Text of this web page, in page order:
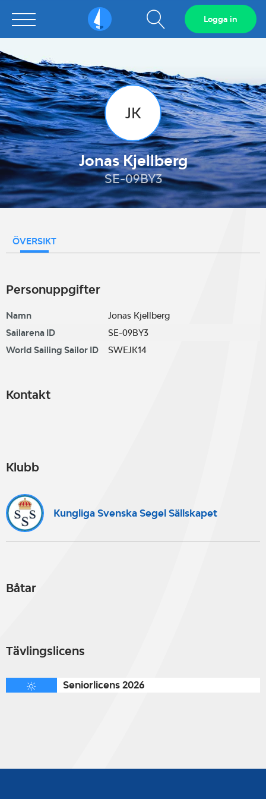
Sailarena Visa
sökfält
Logga in
JK
Jonas Kjellberg
SE-09BY3
ÖVERSIKT
Personuppgifter
Namn
Jonas Kjellberg
Sailarena ID
SE-09BY3
World Sailing Sailor ID
SWEJK14
Kontakt
Klubb
Kungliga Svenska Segel Sällskapet
Båtar
Tävlingslicens
Seniorlicens 2026